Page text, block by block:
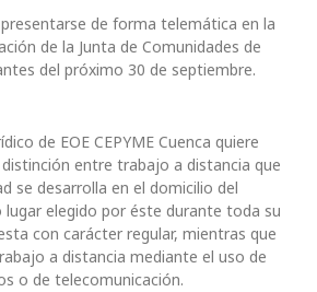
de forma telemática en la
de la Junta de Comunidades de
del próximo 30 de septiembre.
de EOE CEPYME Cuenca quiere
entre trabajo a distancia que
se desarrolla en el domicilio del
elegido por éste durante toda su
con carácter regular, mientras que
a distancia mediante el uso de
o de telecomunicación.